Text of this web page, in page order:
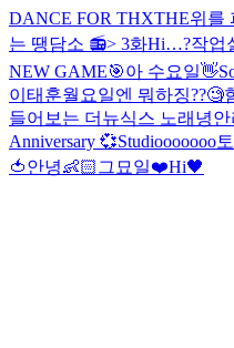
DANCE FOR THXTHE위를
는 땡담소 📻> 3화Hi…?작업
NEW GAME🎯아 수요일👋
이태훈월요일엔 뭐하징??🧐
들어보는 더뉴식스 노래 녕안
Anniversary 💞Studiooooooo
🍅안녕👶🏻 그묘일❤️Hi🖤